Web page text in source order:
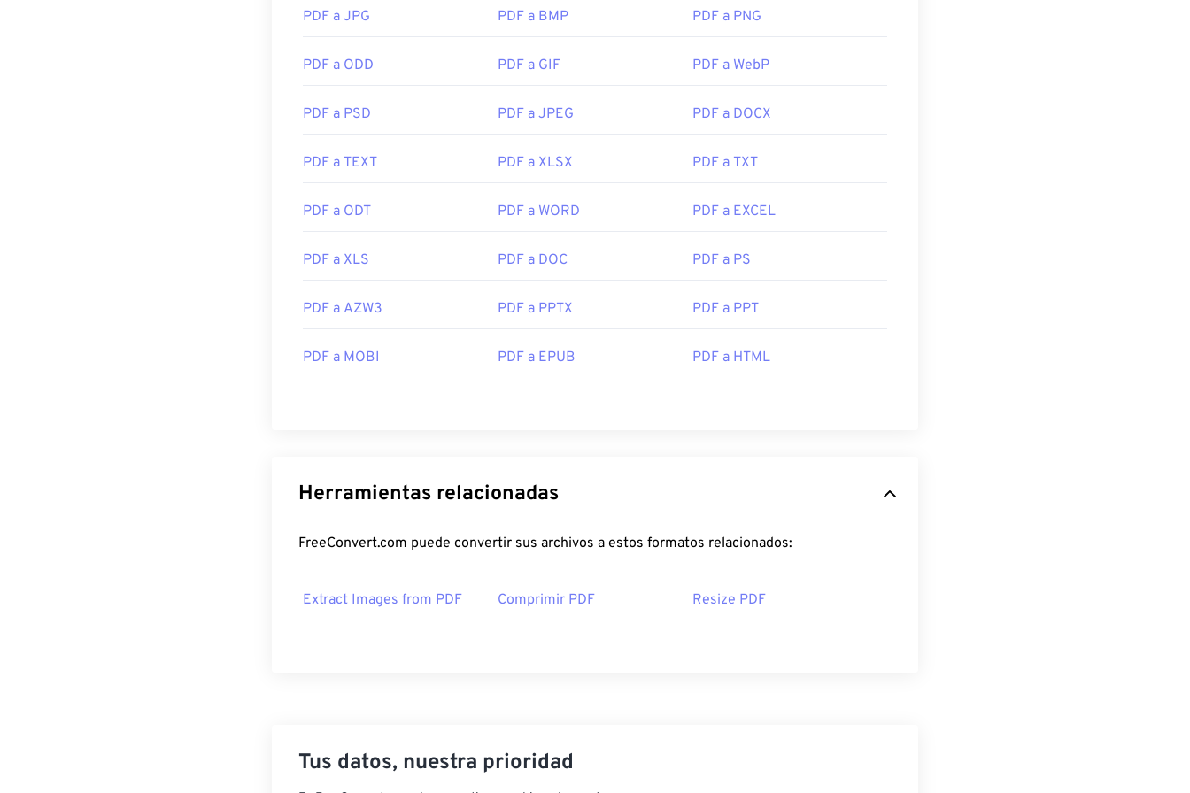
PDF a JPG PDF a BMP PDF a PNG
PDF a ODD PDF a GIF PDF a WebP
PDF a PSD PDF a JPEG PDF a DOCX
PDF a TEXT PDF a XLSX PDF a TXT
PDF a ODT PDF a WORD PDF a EXCEL
PDF a XLS PDF a DOC PDF a PS
PDF a AZW3 PDF a PPTX PDF a PPT
PDF a MOBI PDF a EPUB PDF a HTML
Herramientas relacionadas
FreeConvert.com puede convertir sus archivos a estos formatos relacionados:
Extract Images from PDF Comprimir PDF Resize PDF
Tus datos, nuestra prioridad